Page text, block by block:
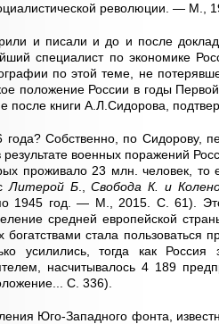
революции. — М.,
и писали и до и после
специалист по экономике
по этой теме, не
положение России в годы
книги А.Л.Сидорова,
Собственно, по Сидорову,
результате военных поражений
проживало 23 млн. человек, то
Литерой Б.,Свобода К. и
1945 год. — М., 2015. С. 61).
средней европейской
стала пользоваться
усилились, тогда как Россия
насчитывалось 4 189
С. 336).
Юго-Западного фонта,